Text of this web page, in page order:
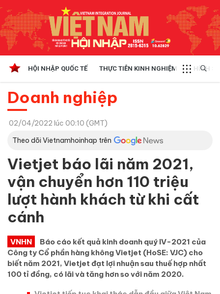
HỘI NHẬP QUỐC TẾ THỰC TIỄN KINH NGHIỆM CHÍNH
Doanh nghiệp
02/04/2022 lúc 00:10 (GMT)
Theo dõi Vietnamhoinhap trên
Vietjet báo lãi năm 2021,
vận chuyển hơn 110 triệu
lượt hành khách từ khi cất
cánh
VNHN
Báo cáo kết quả kinh doanh quý IV-2021 của
Công ty Cổ phần hàng không Vietjet (HoSE: VJC) cho
biết năm 2021, Vietjet đạt lợi nhuận sau thuế hợp nhất
100 tỉ đồng, có lãi và tăng hơn so với năm 2020.